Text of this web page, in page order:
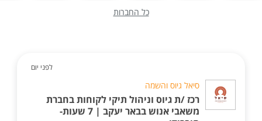
כל החברות
לפני יום
סיאל גיוס והשמה
רכז /ת גיוס וניהול תיקי לקוחות בחברת
משאבי אנוש בבאר יעקב | 7 שעות-